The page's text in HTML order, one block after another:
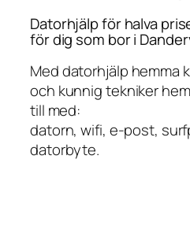
Datorhjälp för halva
för dig som bor i
Med datorhjälp hemma
och kunnig tekniker
till med:
datorn, wifi, e-post,
datorbyte.